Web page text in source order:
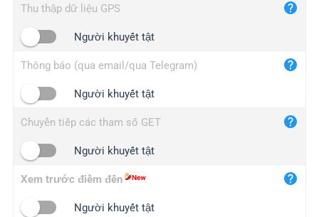
Thu thập dữ liệu GPS
Người khuyết tật
Thông báo (qua email/qua Telegram)
Người khuyết tật
Chuyển tiếp các tham số GET
Người khuyết tật
Xem trước điểm đến
Người khuyết tật